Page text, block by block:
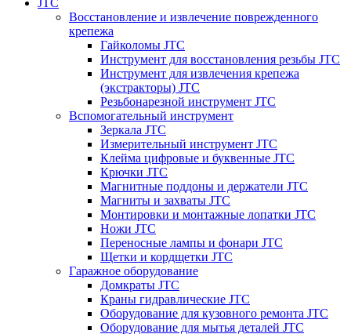
Восстановление и извлечение поврежденного
крепежа
Гайколомы JTC
Инструмент для восстановления резьбы JTC
Инструмент для извлечения крепежа
(экстракторы) JTC
Резьбонарезной инструмент JTC
Вспомогательный инструмент
Зеркала JTC
Измерительный инструмент JTC
Клейма цифровые и буквенные JTC
Крючки JTC
Магнитные поддоны и держатели JTC
Магниты и захваты JTC
Монтировки и монтажные лопатки JTC
Ножи JTC
Переносные лампы и фонари JTC
Щетки и кордщетки JTC
Гаражное оборудование
Домкраты JTC
Краны гидравлические JTC
Оборудование для кузовного ремонта JTC
Оборудование для мытья деталей JTC